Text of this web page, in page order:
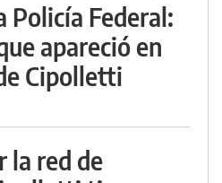
Policía Federal:
apareció en
Cipolletti
la red de